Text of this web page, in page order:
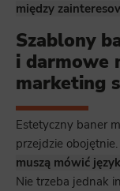
między
Szablony
i darmowe
marketing
Estetyczny baner
przejdzie
muszą mówić
Nie trzeba jednak